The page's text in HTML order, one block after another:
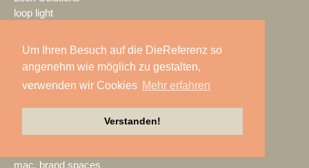
Um Ihren Besuch auf die DieReferenz so
angenehm wie möglich zu gestalten,
verwenden wir Cookies Mehr erfahren
Verstanden!
loop light
LTH
Ludwig Kameraverleih
Lupax
LYNX Media Systems
m.i.b
mac. brand spaces